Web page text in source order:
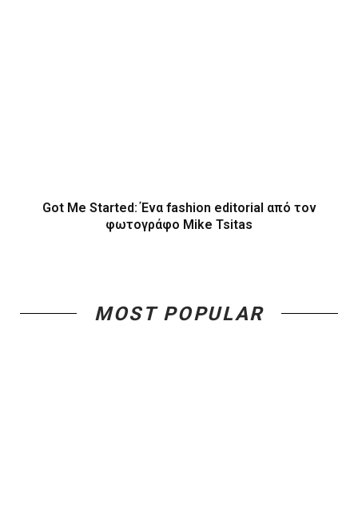
Got Me Started: Ένα fashion editorial από τον
φωτογράφο Mike Tsitas
MOST POPULAR